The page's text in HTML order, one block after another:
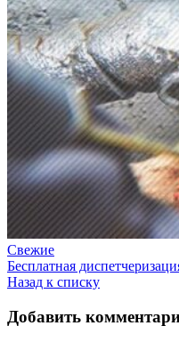
Свежие
Бесплатная
Назад к списку
Добавить